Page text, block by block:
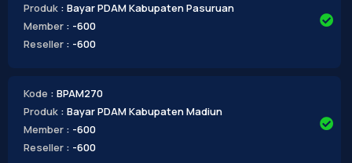
Produk : Bayar PDAM Kabupaten Pasuruan
Member : -600
Reseller : -600
Kode : BPAM270
Produk : Bayar PDAM Kabupaten Madiun
Member : -600
Reseller : -600